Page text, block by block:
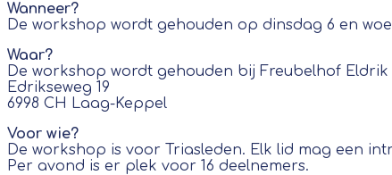
Wanneer?
De workshop wordt gehouden op dinsdag 6 en
Waar?
De workshop wordt gehouden bij Freubelhof Eldrik
Edrikseweg 19
6998 CH Laag-Keppel
Voor wie?
De workshop is voor Triasleden. Elk lid mag een
Per avond is er plek voor 16 deelnemers.